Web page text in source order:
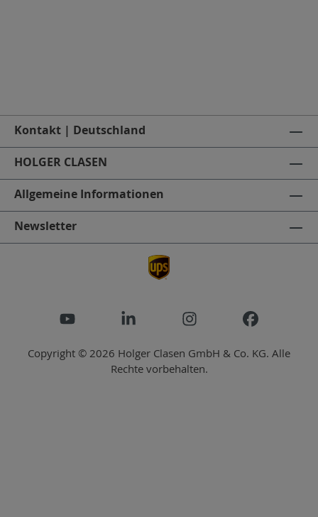
Kontakt | Deutschland
HOLGER CLASEN
Allgemeine Informationen
Newsletter
Copyright © 2026 Holger Clasen GmbH & Co. KG. Alle
Rechte vorbehalten.